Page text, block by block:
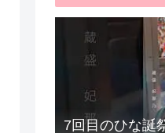
7回目のひな誕